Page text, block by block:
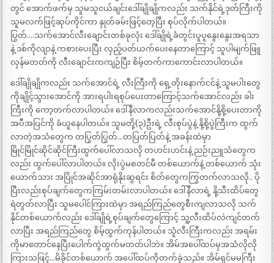
တွင် အောက်ဖက်မှ သူမသူငယ်ချင်းဒေါ်ချိုချိုကလည်း သက်နိုင်ရဲ့ဒုတ်ကြီးကို
သူမလက်ဖြင့်ဆုပ်ကိုင်ကာ နှုတ်ခမ်းဖြင့်တေ့ပြီး စုပ်လိုက်ပါတယ်။
ပြွတ်….သက်အောင်လီးချောင်းတစ်ခုလုံး ဒေါ်ချိုရဲ့ခံတွင်းပူပူနွေးနွေးအရသာ
နဲ့ ဒစ်ကိုလျာနဲ့ ကစားပေးပြီး လှည့်ပတ်ယက်ပေးနေတာကြောင့် သူပါမျက်ဖြူ
လှန်မတတ်ကို လီးချောင်းကကျဉ်ပြီး စိမ့်တက်ကာကောင်းလာပါတယ်။
ဒေါ်ချိုချိုကလည်း သက်အောင်ရဲ့ လီးကြီးကို ရှေ့တိုးနောက်ငင်နဲ့ သူမပါးတွေ
ကိုချိုင့်သွားအောင်ကို အားရပါးရစုပ်ပေးတာကြောင့်သက်အောင်လည်း ခါး
ကြီးကို ကော့တက်လာပါတယ်။ ဒေါ်နီလာကလည်းသက်အောင်နို့စို့ပေးတာကို
အပီအပြင်ကို ခံယူနေပါတယ်။ သူမတို့(၃)ဦးရဲ့ လီးစုပ်ပွဲနဲ့ နို့စို့ပွဲကြီးက ထွက်
လာတဲ့အသံတွေက တပြွတ်ပြွတ်…တပြတ်ပြတ်နဲ့ အခန်းထဲမှာ
မြိုင်မြိုင်ဆိုင်ဆိုင်ကြီးထွက်ပေါ်လာသလို တဟင်းဟင်းနဲ့ ညဉ်းညူသံတွေက
လည်း ထွက်ပေါ်လာပါတယ်။ လိုးပွဲမစတင်မီ တစ်ယောက်နဲ့ တစ်ယောက် သုံး
ယောက်သား အပြိုင်အဆိုင်အာရုံနိုးဆွရင်း စိတ်တွေကကြွတက်လာသလို.. ပို
ပြီးလည်းစုပ်ချက်တွေကကြမ်းတမ်းလာပါတယ်။ ဒေါ်နီလာရဲ့ နို့သီးထိပ်တွေ
ရဲတွတ်လာပြီး သူမပေါင်ကြားထဲမှာ အရည်ကြည်တွေစီးကျလာသလို သက်
နိုင်တစ်ယောက်လည်း ဒေါ်ချိုရဲ့စုပ်ချက်တွေကြောင့် သူ့လီးထိပ်လဲကျင်တက်
လာပြီး အရည်ကြည်တွေ စိမ့်ထွက်ကုန်ပါတယ်။ သူံလီးကြီးကလည်း အရမ်း
ကိုမာတောင်နေပြီးပေါက်ကွဲထွက်မတတ်ပါဘဲ။ အိမ်အပေါ်ထပ်မှအသံလိုလို
ကြားသဖြင့်…မိခိုင်တစ်ယောက် အပေါ်ထပ်ကိုတက်ခဲ့သည်။ အိမ်ရှင်မမကြီး